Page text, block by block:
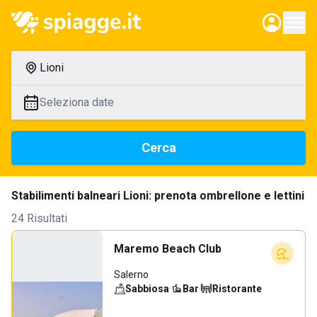
Lioni
Seleziona date
Cerca
Stabilimenti balneari Lioni: prenota ombrellone e lettini
24 Risultati
Maremo Beach Club
Salerno
Sabbiosa· Bar· Ristorante